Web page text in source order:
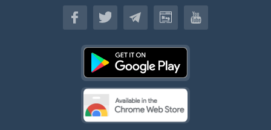
(اللغة العربية)